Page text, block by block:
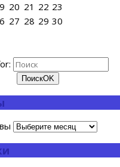
20 21 22 23
27 28 29 30
ПоискOK